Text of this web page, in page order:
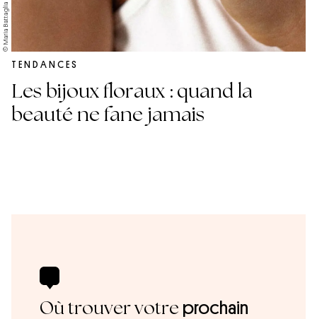
© Maria Battaglia
TENDANCES
Les bijoux floraux : quand la
beauté ne fane jamais
Où trouver votre prochain